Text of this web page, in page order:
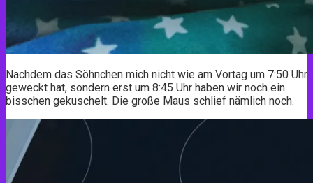
Nachdem das Söhnchen mich nicht wie am Vortag um 7:50 Uhr
geweckt hat, sondern erst um 8:45 Uhr haben wir noch ein
bisschen gekuschelt. Die große Maus schlief nämlich noch.